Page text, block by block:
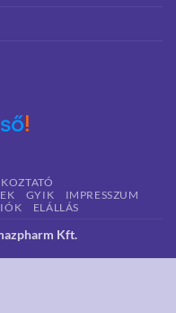
GYIK
IMPRESSZUM
ELÁLLÁS
Kft.